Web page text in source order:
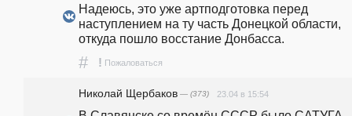
Надеюсь, это уже артподготовка перед
наступлением на ту часть Донецкой области,
откуда пошло восстание Донбасса.
# ! Пожаловаться
Николай Щербаков — (373) 23.04 в 15:54